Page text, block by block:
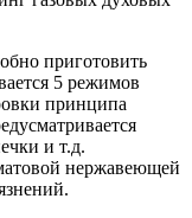
приготовить
5 режимов
принципа
и т.д.
нержавеющей